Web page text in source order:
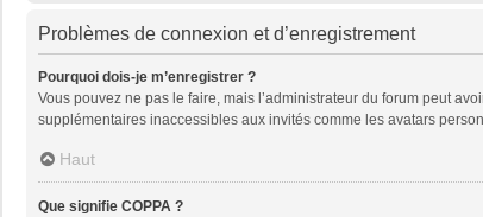
Problèmes de connexion et d’enregistrement
Pourquoi dois-je m’enregistrer ?
Vous pouvez ne pas le faire, mais l’administrateur du forum peut
supplémentaires inaccessibles aux invités comme les avatars
Haut
Que signifie COPPA ?